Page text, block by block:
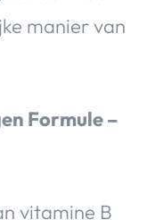
manier van
Formule –
vitamine B